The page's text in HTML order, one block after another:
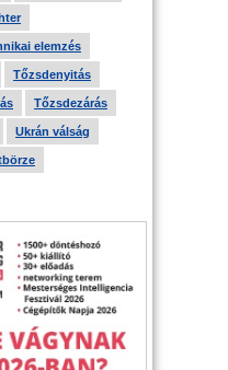
elemzés
Tőzsdenyitás
Tőzsdezárás
Ukrán válság